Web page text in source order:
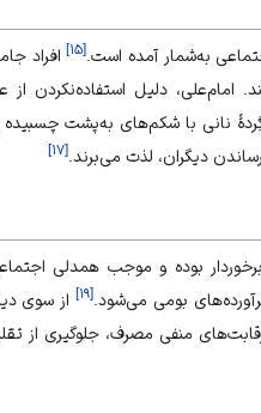
به‌شمار آمده است. [۱۵]افراد
امام‌علی، دلیل استفاده‌نکردن
نانی با شکم‌های به‌پشت
دیگران، لذت می‌برند. [۱۷]
بوده و موجب همدلی
بومی می‌شود. [۱۹]از سوی
منفی مصرف، جلوگیری از